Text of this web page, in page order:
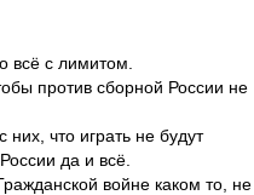
всё с лимитом.
против сборной России не
них, что играть не будут
да и всё.
войне каком то, не